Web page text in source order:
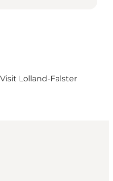
Visit Lolland-Falster